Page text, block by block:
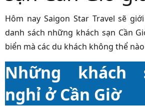
Hôm nay Saigon Star Travel sẽ
danh sách những khách sạn Cần
biển mà các du khách không thể
Những khách
nghỉ ở Cần Giờ